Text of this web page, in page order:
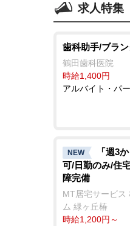
求人特集
歯科助手/ブラ
鶴田歯科医院
時給1,400円
アルバイト・パ
NEW
「週3
可/日勤のみ/住
障完備
MT居宅サービス
ム 緑ヶ丘椿
時給1,200円～